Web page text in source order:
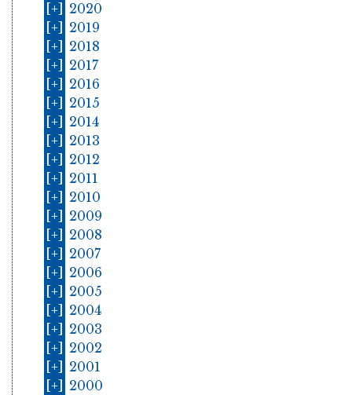
[+]
2020
[+]
2019
[+]
2018
[+]
2017
[+]
2016
[+]
2015
[+]
2014
[+]
2013
[+]
2012
[+]
2011
[+]
2010
[+]
2009
[+]
2008
[+]
2007
[+]
2006
[+]
2005
[+]
2004
[+]
2003
[+]
2002
[+]
2001
[+]
2000